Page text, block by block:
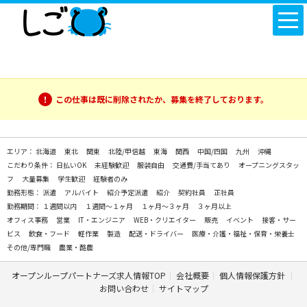
この仕事は既に削除されたか、募集を終了しております。
エリア： 北海道 東北 関東 北陸/甲信越 東海 関西 中国/四国 九州
沖縄
こだわり条件： 日払いOK 未経験歓迎 服装自由 交通費/手当てあり
オープニングスタッ
フ
大量募集 学生歓迎
経験者のみ
勤務形態： 派遣 アルバイト 紹介予定派遣 紹介 契約社員
正社員
勤務期間： １週間以内 １週間～１ヶ月 １ヶ月～３ヶ月
３ヶ月以上
オフィス事務
営業 IT・エンジニア WEB・クリエイター 販売 イベント
接客・サー
ビス
飲食・フード 軽作業 製造 配送・ドライバー
医療・介護・福祉・保育・栄養士
その他/専門職
農業・酪農
オープンループパートナーズ求人情報TOP 会社概要
個人情報保護方針
お問い合わせ
サイトマップ